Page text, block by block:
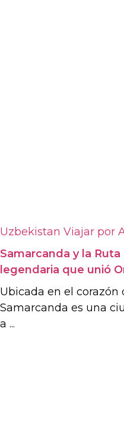
Uzbekistan Viajar por
Samarcanda y la
legendaria que unió
Ubicada en el corazón
Samarcanda es una
a ...